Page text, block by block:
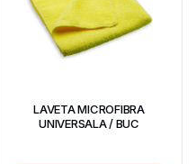
LAVETA MICROFIBRA
UNIVERSALA / BUC